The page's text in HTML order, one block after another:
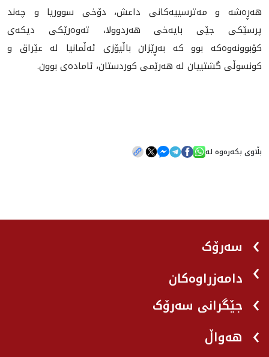
هه‌ڕه‌شه‌ و مه‌ترسییه‌کانی داعش، دۆخی سووریا و چەند
پرسێکی جێی بایەخی هەردوولا، تەوەرێکی دیکەی
کۆبوونەوەکە بوو کە بەڕێزان باڵیۆزی ئەڵمانیا لە عێراق و
کونسوڵی گشتییان لە هەرێمی کوردستان، ئامادەی بوون.
بڵاوی بکەرەوە لە
سەرۆک
دامەزراوەکان
جێگرانی سه‌رۆک
هه‌واڵ